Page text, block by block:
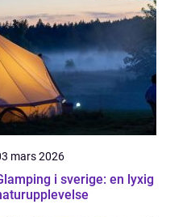
mars 2026
i sverige: en lyxig